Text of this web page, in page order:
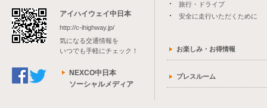
アイハイウェイ中日本
http://c-ihighway.jp/
気になる交通情報を
いつでも手軽にチェック！
NEXCO中日本
ソーシャルメディア
旅行・ドライブ
安全に走行いただくために
お楽しみ・お得情報
プレスルーム